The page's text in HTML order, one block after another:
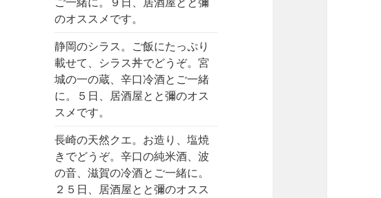
のオススメです。
静岡のシラス。ご飯にたっぷり
載せて、シラス丼でどうぞ。宮
城の一の蔵、辛口冷酒とご一緒
に。５日、居酒屋とと彌のオス
スメです。
長崎の天然クエ。お造り、塩焼
きでどうぞ。辛口の純米酒、波
の音、滋賀の冷酒とご一緒に。
２５日、居酒屋とと彌のオスス